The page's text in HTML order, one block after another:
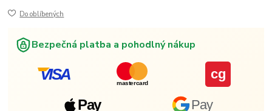
Do oblíbených
Bezpečná platba a pohodlný nákup
VISA mastercard
Pay Pay
cg